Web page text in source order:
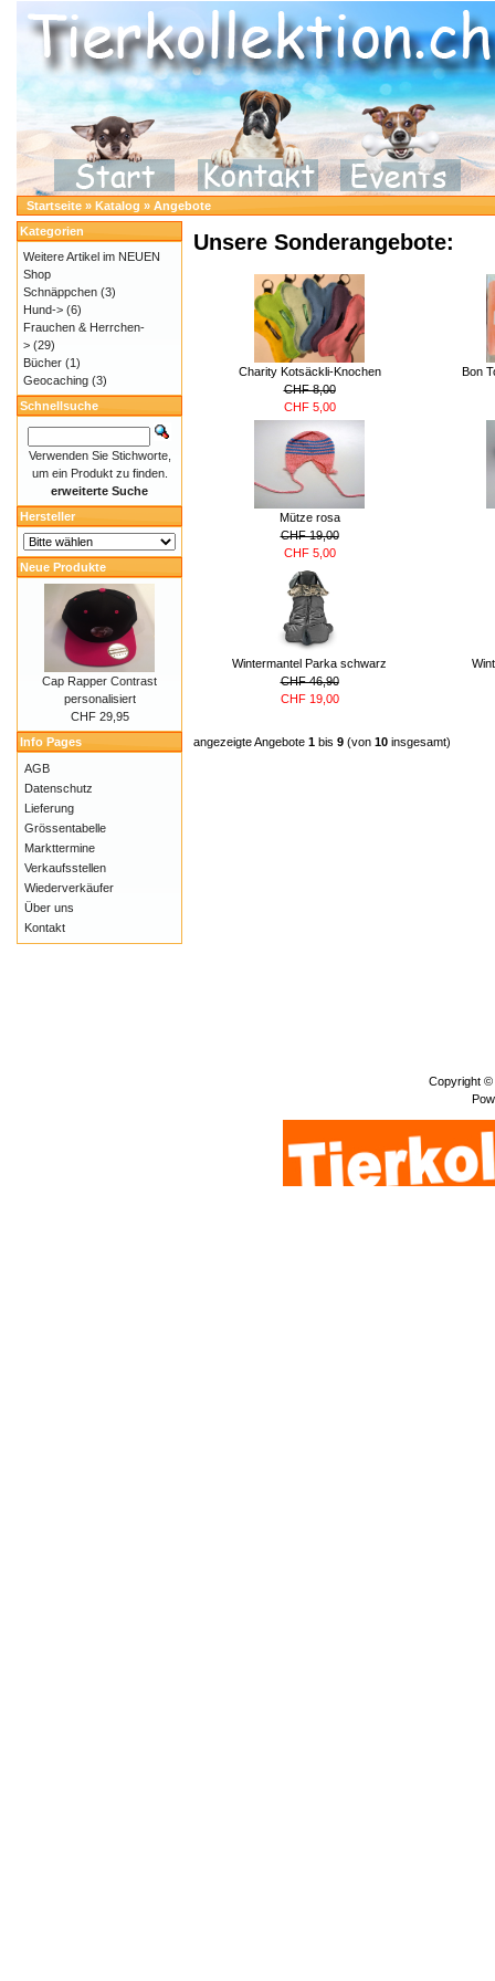
Startseite » Katalog » Angebote
Unsere Sonderangebote:
Charity Kotsäckli-Knochen
CHF 8,00
CHF 5,00
Bon
Mütze rosa
CHF 19,00
CHF 5,00
Wintermantel Parka schwarz
CHF 46,90
CHF 19,00
angezeigte Angebote 1 bis 9 (von 10 insgesamt)
Kategorien
Weitere Artikel im NEUEN
Shop
Schnäppchen (3)
Hund-> (6)
Frauchen & Herrchen-
> (29)
Bücher (1)
Geocaching (3)
Schnellsuche
Verwenden Sie Stichworte,
um ein Produkt zu finden.
erweiterte Suche
Hersteller
Neue Produkte
Cap Rapper Contrast
personalisiert
CHF 29,95
Info Pages
AGB
Datenschutz
Lieferung
Grössentabelle
Markttermine
Verkaufsstellen
Wiederverkäufer
Über uns
Kontakt
Copyright